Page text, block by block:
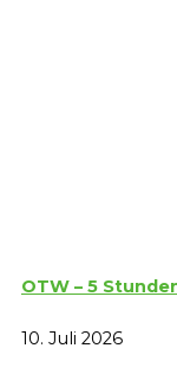
OTW – 5
10. Juli 2026